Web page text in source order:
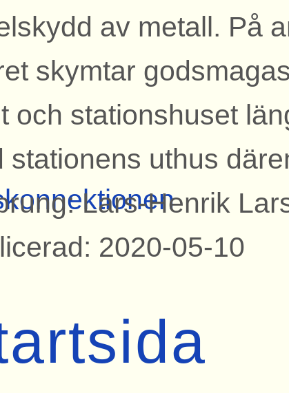
av metall. På
skymtar
och stationshuset
stationens uthus
Lars-Henrik
2020-05-10